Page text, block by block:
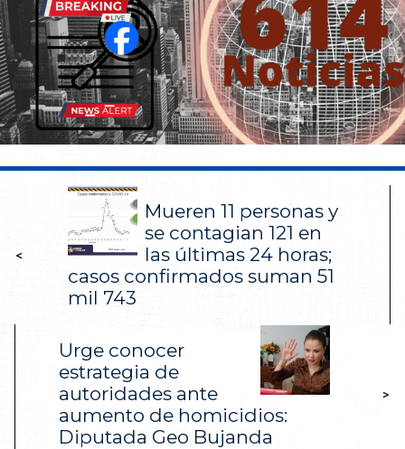
<
Mueren 11 personas y
se contagian 121 en
las últimas 24 horas;
casos confirmados suman 51
mil 743
Urge conocer
estrategia de
autoridades ante
aumento de homicidios:
Diputada Geo Bujanda
>